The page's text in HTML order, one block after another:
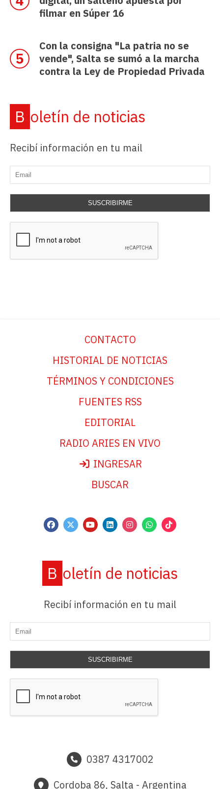
filmar en Súper 16
Con la consigna "La patria no se
vende", Salta se sumó a la marcha
contra la Ley de Propiedad Privada
Boletín de noticias
Recibí información en tu mail
SUSCRIBIRME
CONTACTO
HISTORIAL DE NOTICIAS
TÉRMINOS Y CONDICIONES
FUENTES RSS
EDITORIAL
RADIO ARIES EN VIVO
INGRESAR
BUSCAR
Boletín de noticias
Recibí información en tu mail
SUSCRIBIRME
0387 4317002
Cordoba 86, Salta - Argentina